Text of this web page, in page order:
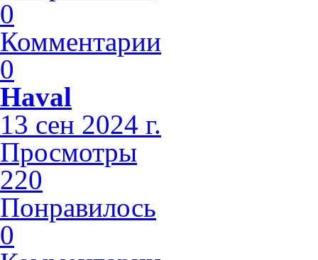
0
Комментарии
0
Haval
13 сен 2024 г.
Просмотры
220
Понравилось
0